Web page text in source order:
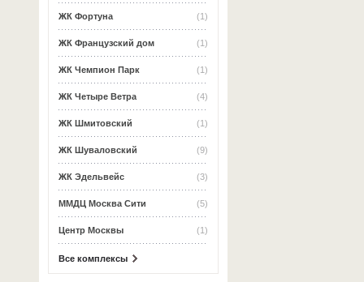
(1)
ЖК Фортуна
(1)
ЖК Французский дом
(1)
ЖК Чемпион Парк
(4)
ЖК Четыре Ветра
(1)
ЖК Шмитовский
(9)
ЖК Шуваловский
(3)
ЖК Эдельвейс
(5)
ММДЦ Москва Сити
(1)
Центр Москвы
Все комплексы